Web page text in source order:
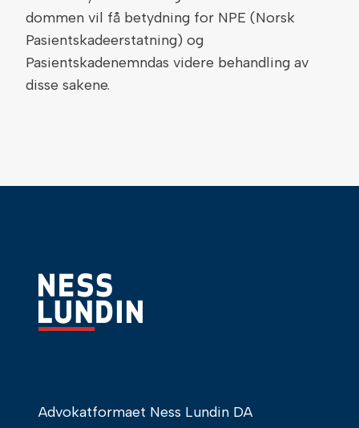
dommen vil få betydning for NPE (Norsk
Pasientskadeerstatning) og
Pasientskadenemndas videre behandling av
disse sakene.
Advokatformaet Ness Lundin DA